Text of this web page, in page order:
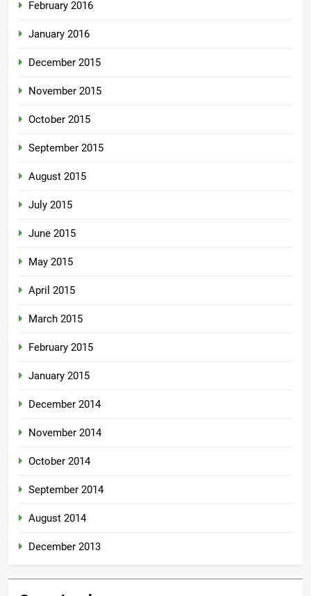
February 2016
January 2016
December 2015
November 2015
October 2015
September 2015
August 2015
July 2015
June 2015
May 2015
April 2015
March 2015
February 2015
January 2015
December 2014
November 2014
October 2014
September 2014
August 2014
December 2013